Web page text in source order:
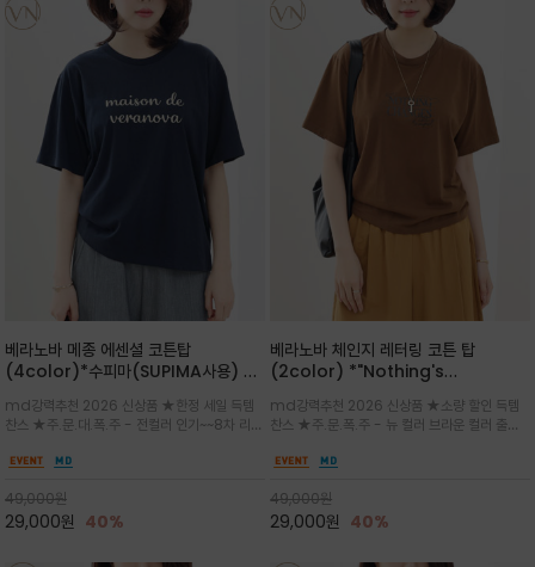
베라노바 메종 에센셜 코튼탑
(4color)*수피마(SUPIMA사용) 레
는 레터링 티셔츠
md강력추천 2026 신상품 ★한정 세일 득템
찬스 ★주.문.대.폭.주 - 전컬러 인기~~8차 리오
픽이나 컬러 조합을 통해 'Essential'한 무드를
좋은 컬러웨이와 디자인입니다^^
49,000원
29,000원 40%
베라노바 체인지 레터링 코튼 탑
(2color) *"Nothing's
도 일어나지않는것/감각적인 레터링 프
린팅이 돋보이는 베라노바 티셔츠
md강력추천 2026 신상품 ★소량 할인 득템
찬스 ★주.문.폭.주 - 뉴 컬러 브라운 컬러 출시~
무드를 만들고 기본 베이스의 컬러감이라 출근시
럽고 유연한 코튼 소재로 편안
49,000원
29,000원 40%